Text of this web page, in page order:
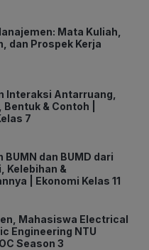
Mata Kuliah,
dan Prospek Kerja
Interaksi Antarruang,
& Contoh |
7
BUMN dan BUMD dari
Kelebihan &
| Ekonomi Kelas 11
Mahasiswa Electrical
Engineering NTU
Season 3